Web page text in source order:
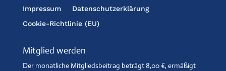
Impressum
Datenschutzerklärung
Cookie-Richtlinie (EU)
Mitglied werden
Der monatliche Mitgliedsbeitrag beträgt 8,00 €, ermäßigt